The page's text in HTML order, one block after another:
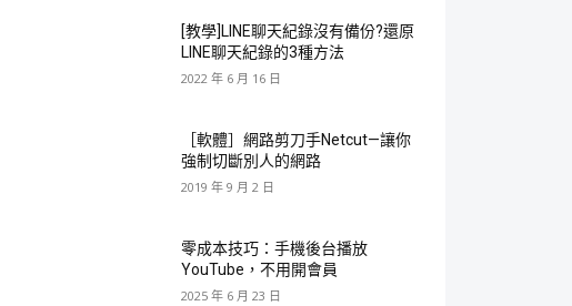
[教學]LINE聊天紀錄沒有備份?還原
LINE聊天紀錄的3種方法
2022 年 6 月 16 日
［軟體］網路剪刀手Netcut—讓你
強制切斷別人的網路
2019 年 9 月 2 日
零成本技巧：手機後台播放
YouTube，不用開會員
2025 年 6 月 23 日